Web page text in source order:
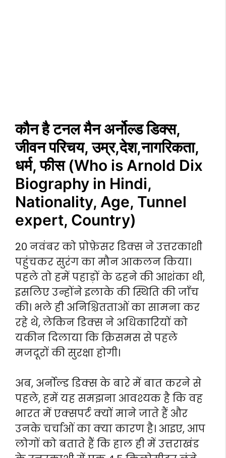
कौन है टनल मैन अर्नोल्ड डिक्स,
जीवन परिचय, उम्र,देश,नागरिकता,
धर्म, फीस (Who is Arnold Dix
Biography in Hindi,
Nationality, Age, Tunnel
expert, Country)
20 नवंबर को प्रोफ़ेसर डिक्स ने उत्तरकाशी
पहुंचकर सुरंग का मौन आकलन किया।
पहले तो हमें पहाड़ों के ढहने की आशंका थी,
इसलिए उन्होंने इलाके की स्थिति की जाँच
की। भले ही अनिश्चितताओं का सामना कर
रहे थे, लेकिन डिक्स ने अधिकारियों को
यकीन दिलाया कि क्रिसमस से पहले
मजदूरों की सुरक्षा होगी।
अब, अर्नोल्ड डिक्स के बारे में बात करने से
पहले, हमें यह समझना आवश्यक है कि वह
भारत में एक्सपर्ट क्यों माने जाते हैं और
उनके चर्चाओं का क्या कारण है। आइए, आप
लोगों को बताते हैं कि हाल ही में उत्तराखंड